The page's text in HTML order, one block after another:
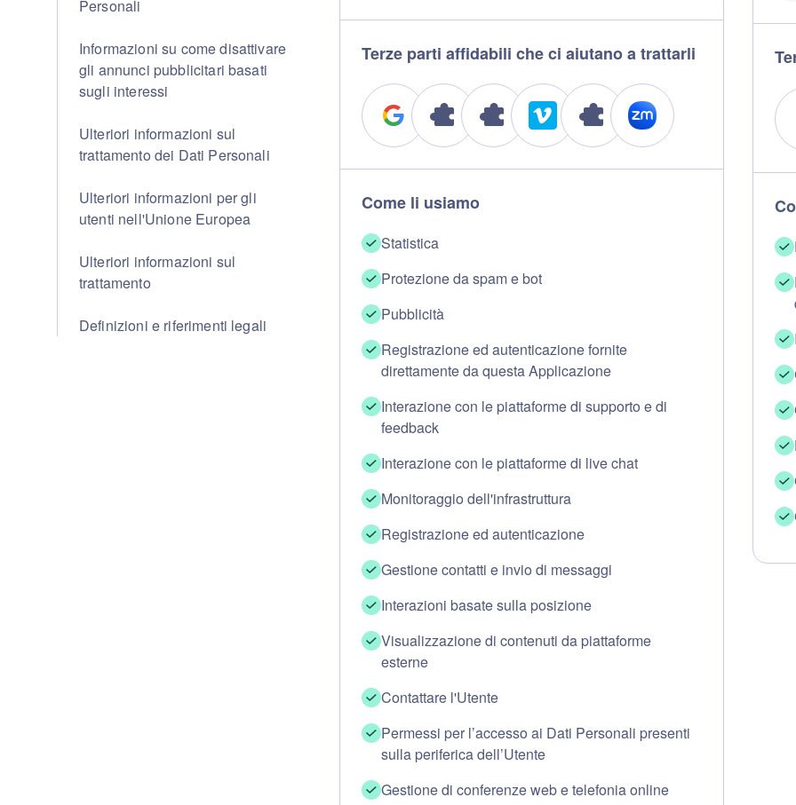
Personali
Informazioni su come disattivare
gli annunci pubblicitari basati
sugli interessi
Ulteriori informazioni sul
trattamento dei Dati Personali
Ulteriori informazioni per gli
utenti nell'Unione Europea
Ulteriori informazioni sul
trattamento
Definizioni e riferimenti legali
Terze parti affidabili che ci aiutano a trattarli
Come li usiamo
Statistica
Protezione da spam e bot
Pubblicità
Registrazione ed autenticazione fornite
direttamente da questa Applicazione
Interazione con le piattaforme di supporto e di
feedback
Interazione con le piattaforme di live chat
Monitoraggio dell'infrastruttura
Registrazione ed autenticazione
Gestione contatti e invio di messaggi
Interazioni basate sulla posizione
Visualizzazione di contenuti da piattaforme
esterne
Contattare l'Utente
Permessi per l’accesso ai Dati Personali presenti
sulla periferica dell’Utente
Gestione di conferenze web e telefonia online